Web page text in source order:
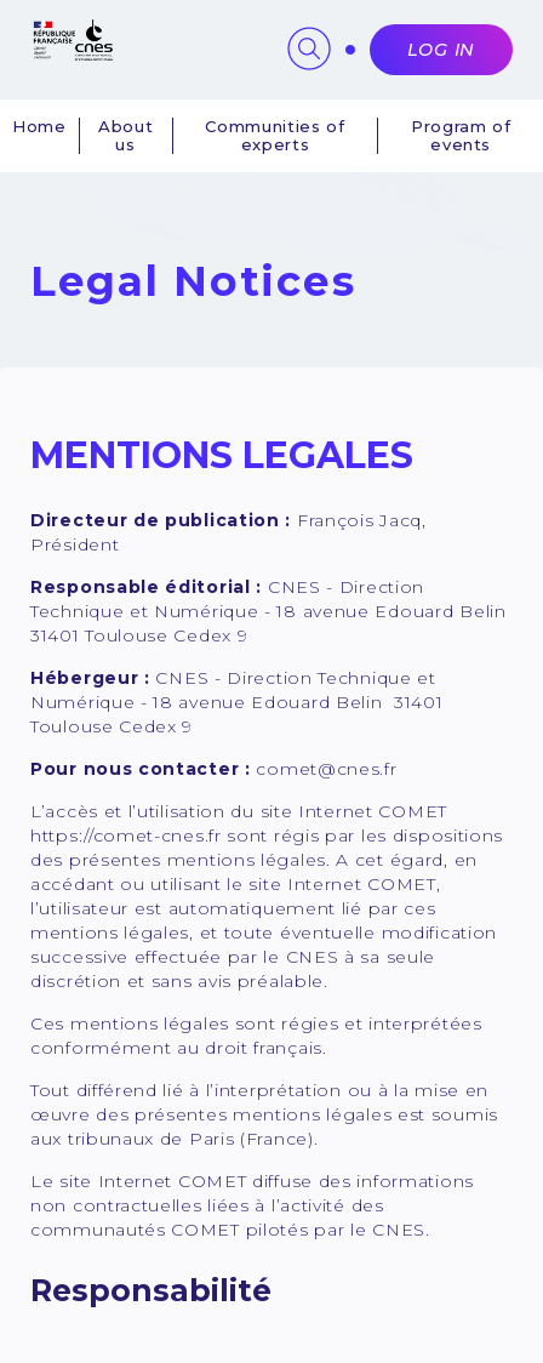
Navigation
Home
About
us
Communities of
experts
Program of
events
LOG IN
Legal Notices
MENTIONS LEGALES
Directeur de publication : François Jacq,
Président
Responsable éditorial : CNES - Direction
Technique et Numérique - 18 avenue Edouard Belin
31401 Toulouse Cedex 9
Hébergeur : CNES - Direction Technique et
Numérique - 18 avenue Edouard Belin 31401
Toulouse Cedex 9
Pour nous contacter : comet@cnes.fr
L’accès et l’utilisation du site Internet COMET
https://comet-cnes.fr sont régis par les dispositions
des présentes mentions légales. A cet égard, en
accédant ou utilisant le site Internet COMET,
l’utilisateur est automatiquement lié par ces
mentions légales, et toute éventuelle modification
successive effectuée par le CNES à sa seule
discrétion et sans avis préalable.
Ces mentions légales sont régies et interprétées
conformément au droit français.
Tout différend lié à l’interprétation ou à la mise en
œuvre des présentes mentions légales est soumis
aux tribunaux de Paris (France).
Le site Internet COMET diffuse des informations
non contractuelles liées à l’activité des
communautés COMET pilotés par le CNES.
Responsabilité